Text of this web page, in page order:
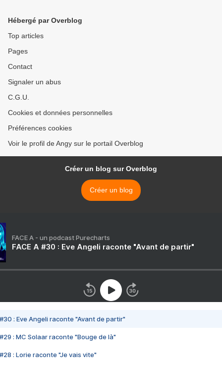
Hébergé par Overblog
Top articles
Pages
Contact
Signaler un abus
C.G.U.
Cookies et données personnelles
Préférences cookies
Voir le profil de Angy sur le portail Overblog
Créer un blog sur Overblog
Créer un blog
FACE A - un podcast Purecharts
FACE A #30 : Eve Angeli raconte "Avant de partir"
#30 : Eve Angeli raconte "Avant de partir"
#29 : MC Solaar raconte "Bouge de là"
#28 : Lorie raconte "Je vais vite"